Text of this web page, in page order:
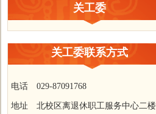
关工委
关工委联系方式
电话 029-87091768
地址 北校区离退休职工服务中心二楼